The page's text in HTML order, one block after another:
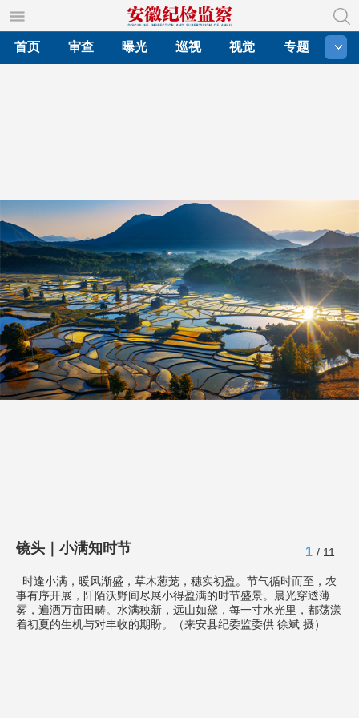
首页
审查 曝光 巡视 视觉 专题
镜头｜小满知时节 1 / 11
时逢小满，暖风渐盛，草木葱茏，穗实初盈。节气循时而至，农
事有序开展，阡陌沃野间尽展小得盈满的时节盛景。晨光穿透薄
雾，遍洒万亩田畴。水满秧新，远山如黛，每一寸水光里，都荡漾
着初夏的生机与对丰收的期盼。（来安县纪委监委供 徐斌 摄）